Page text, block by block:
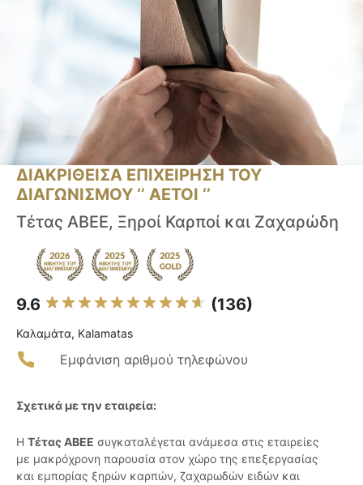
ΔΙΑΚΡΙΘΕΙΣΑ ΕΠΙΧΕΙΡΗΣΗ ΤΟΥ
ΔΙΑΓΩΝΙΣΜΟΥ ‘’ ΑΕΤΟΙ ‘’
Τέτας ΑΒΕΕ, Ξηροί Καρποί και Ζαχαρώδη
9.6 (136)
Καλαμάτα, Kalamatas
Εμφάνιση αριθμού τηλεφώνου
Σχετικά με την εταιρεία:
Η Τέτας ΑΒΕΕ συγκαταλέγεται ανάμεσα στις εταιρείες
με μακρόχρονη παρουσία στον χώρο της επεξεργασίας
και εμπορίας ξηρών καρπών, ζαχαρωδών ειδών και